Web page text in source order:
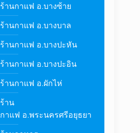
ร้านกาแฟ อ.บางซ้าย
ร้านกาแฟ อ.บางบาล
ร้านกาแฟ อ.บางปะหัน
ร้านกาแฟ อ.บางปะอิน
ร้านกาแฟ อ.ผักไห่
ร้าน
กาแฟ อ.พระนครศรีอยุธยา